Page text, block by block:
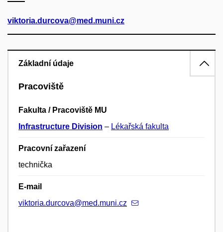
viktoria.durcova@med.muni.cz
Základní údaje
Pracoviště
Fakulta / Pracoviště MU
Infrastructure Division – Lékařská fakulta
Pracovní zařazení
technička
E-mail
viktoria.durcova@med.muni.cz